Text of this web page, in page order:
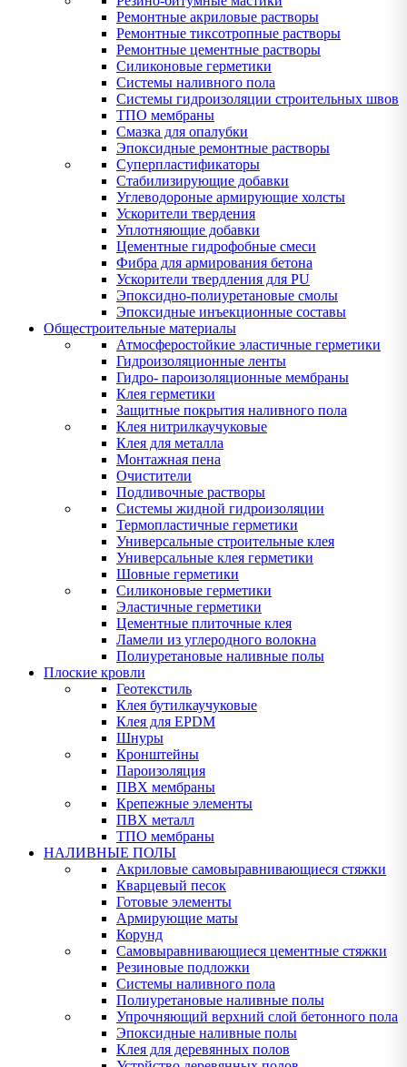
Ремонтные акриловые растворы
Ремонтные тиксотропные растворы
Ремонтные цементные растворы
Силиконовые герметики
Системы наливного пола
Системы гидроизоляции строительных швов
ТПО мембраны
Смазка для опалубки
Эпоксидные ремонтные растворы
Суперпластификаторы
Стабилизирующие добавки
Углеводороные армирующие холсты
Ускорители твердения
Уплотняющие добавки
Цементные гидрофобные смеси
Фибра для армирования бетона
Ускорители твердления для PU
Эпоксидно-полиуретановые смолы
Эпоксидные инъекционные составы
Общестроительные материалы
Атмосферостойкие эластичные герметики
Гидроизоляционные ленты
Гидро- пароизоляционные мембраны
Клея герметики
Защитные покрытия наливного пола
Клея нитрилкаучуковые
Клея для металла
Монтажная пена
Очистители
Подливочные растворы
Системы жидной гидроизоляции
Термопластичные герметики
Универсальные строительные клея
Универсальные клея герметики
Шовные герметики
Силиконовые герметики
Эластичные герметики
Цементные плиточные клея
Ламели из углеродного волокна
Полиуретановые наливные полы
Плоские кровли
Геотекстиль
Клея бутилкаучуковые
Клея для EPDM
Шнуры
Кронштейны
Пароизоляция
ПВХ мембраны
Крепежные элементы
ПВХ металл
ТПО мембраны
НАЛИВНЫЕ ПОЛЫ
Акриловые самовыравнивающиеся стяжки
Кварцевый песок
Готовые элементы
Армирующие маты
Корунд
Самовыравнивающиеся цементные стяжки
Резиновые подложки
Системы наливного пола
Полиуретановые наливные полы
Упрочняющий верхний слой бетонного пола
Эпоксидные наливные полы
Клея для деревянных полов